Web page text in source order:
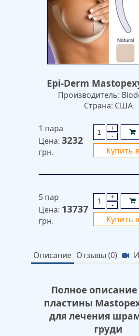
Epi-Derm
Производитель:
Страна: США
1 пара
Цена: 3232
грн.
-
+
Купить
5 пар
Цена: 13737
грн.
-
+
Купить
Описание Отзывы (0)
Полное
пластины
для лечения
груди